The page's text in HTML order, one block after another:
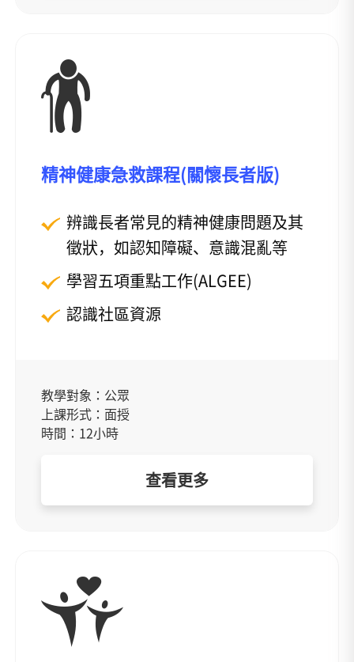
精神健康急救課程(關懷長者版)
辨識長者常見的精神健康問題及其
徵狀，如認知障礙、意識混亂等
學習五項重點工作(ALGEE)
認識社區資源
教學對象：公眾
上課形式：面授
時間：12小時
查看更多